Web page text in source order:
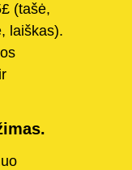
(tašė,
laiškas).